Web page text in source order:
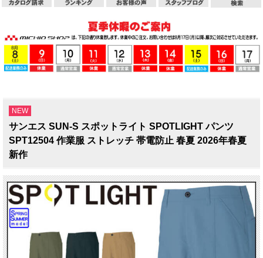
NEW
サンエス SUN-S スポットライト SPOTLIGHT パンツ
SPT12504 作業服 ストレッチ 帯電防止 春夏 2026年春夏
新作